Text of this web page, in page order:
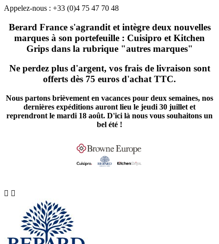
Appelez-nous : +33 (0)4 75 47 70 48
Berard France s'agrandit et intègre deux nouvelles
marques à son portefeuille : Cuisipro et Kitchen
Grips dans la rubrique "autres marques"
Ne perdez plus d'argent, vos frais de livraison sont
offerts dès 75 euros d'achat TTC.
Nous partons brièvement en vacances pour deux semaines, nos
dernières expéditions auront lieu le jeudi 30 juillet et
reprendront le mardi 18 août. D'ici là nous vous souhaitons un
bel été !
 